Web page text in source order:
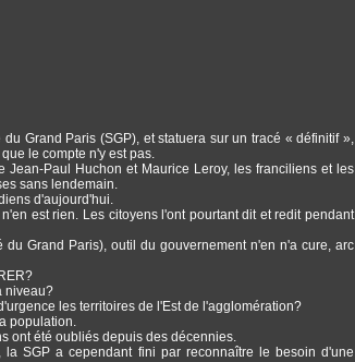
Grand Paris (SGP), et statuera sur un tracé « définitif »,
le compte n'y est pas.
Paul Huchon et Maurice Leroy, les franciliens et les
sans lendemain.
d'aujourd'hui.
est rien. Les citoyens l'ont pourtant dit et redit pendant
Grand Paris), outil du gouvernement n'en n'a cure, arc
niveau?
les territoires de l'Est de l'agglomération?
population.
ont été oubliés depuis des décennies.
SGP a cependant fini par reconnaître le besoin d'une